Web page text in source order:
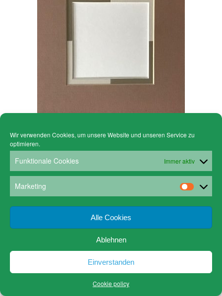
Wir verwenden Cookies, um unsere Website und unseren Service zu
optimieren.
Funktionale Cookies Immer aktiv
Marketing
Alle Cookies
Ablehnen
Einverstanden
Cookie policy
Aufwändig gearbeitetes Doppelpassepartout in Braun-und
Beigetönen.
Außenmaß 18 x 18 cm, Ausschnitt 5 x 5 oder 9 x 9 cm.
€ 10,00 € 5,00